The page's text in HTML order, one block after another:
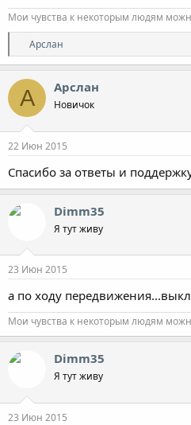
Мои чувства к некоторым людям
Р
е
а
к
ц
и
и
:
Арслан
А Арслан
Новичок
22 Июн 2015
Спасибо за ответы и
Dimm35
Я тут живу
23 Июн 2015
а по ходу
Мои чувства к некоторым людям
Dimm35
Я тут живу
23 Июн 2015